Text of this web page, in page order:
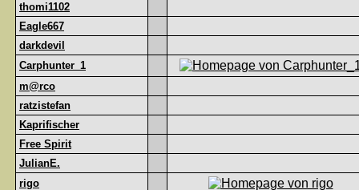
thomi1102
Eagle667
darkdevil
Carphunter_1
m@rco
ratzistefan
Kaprifischer
Free Spirit
JulianE.
rigo